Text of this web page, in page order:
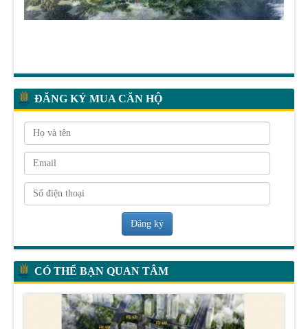
ĐĂNG KÝ MUA CĂN HỘ
Đăng ký
CÓ THỂ BẠN QUAN TÂM